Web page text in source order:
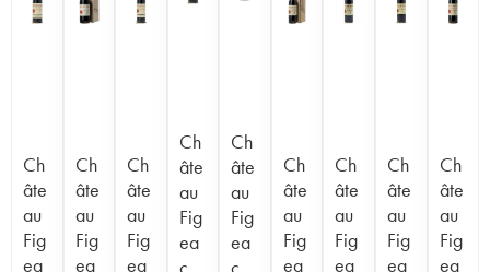
Ch
âte
au
Fig
ea
Ch
âte
au
Fig
ea
Ch
âte
au
Fig
ea
Ch
âte
au
Fig
ea
c
Ch
âte
au
Fig
ea
c
Ch
âte
au
Fig
ea
Ch
âte
au
Fig
ea
Ch
âte
au
Fig
ea
Ch
âte
au
Fig
ea